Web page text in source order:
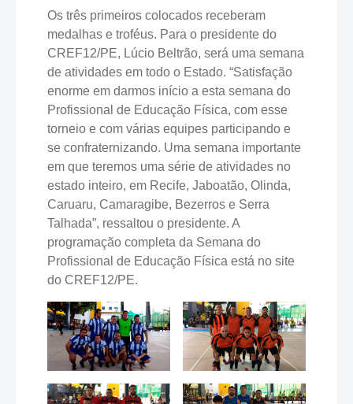
Os três primeiros colocados receberam
medalhas e troféus. Para o presidente do
CREF12/PE, Lúcio Beltrão, será uma semana
de atividades em todo o Estado. “Satisfação
enorme em darmos início a esta semana do
Profissional de Educação Física, com esse
torneio e com várias equipes participando e
se confraternizando. Uma semana importante
em que teremos uma série de atividades no
estado inteiro, em Recife, Jaboatão, Olinda,
Caruaru, Camaragibe, Bezerros e Serra
Talhada”, ressaltou o presidente. A
programação completa da Semana do
Profissional de Educação Física está no site
do CREF12/PE.